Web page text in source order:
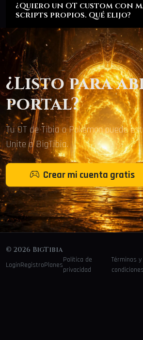
¿Quiero un OT custom con
scripts propios. Qué elijo?
¿Listo para
portal?
Tu OT de Tibia o Pokémon puede
Unite a BigTibia.
Crear mi cuenta gratis
© 2026 BigTibia
LoginRegistroPlanes
Política de
privacidad
Términos y
condiciones